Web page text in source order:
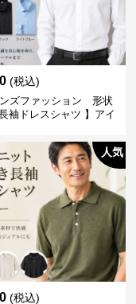
(税込)
ズファッション 形状
袖ドレスシャツ 】アイ
人気
(税込)